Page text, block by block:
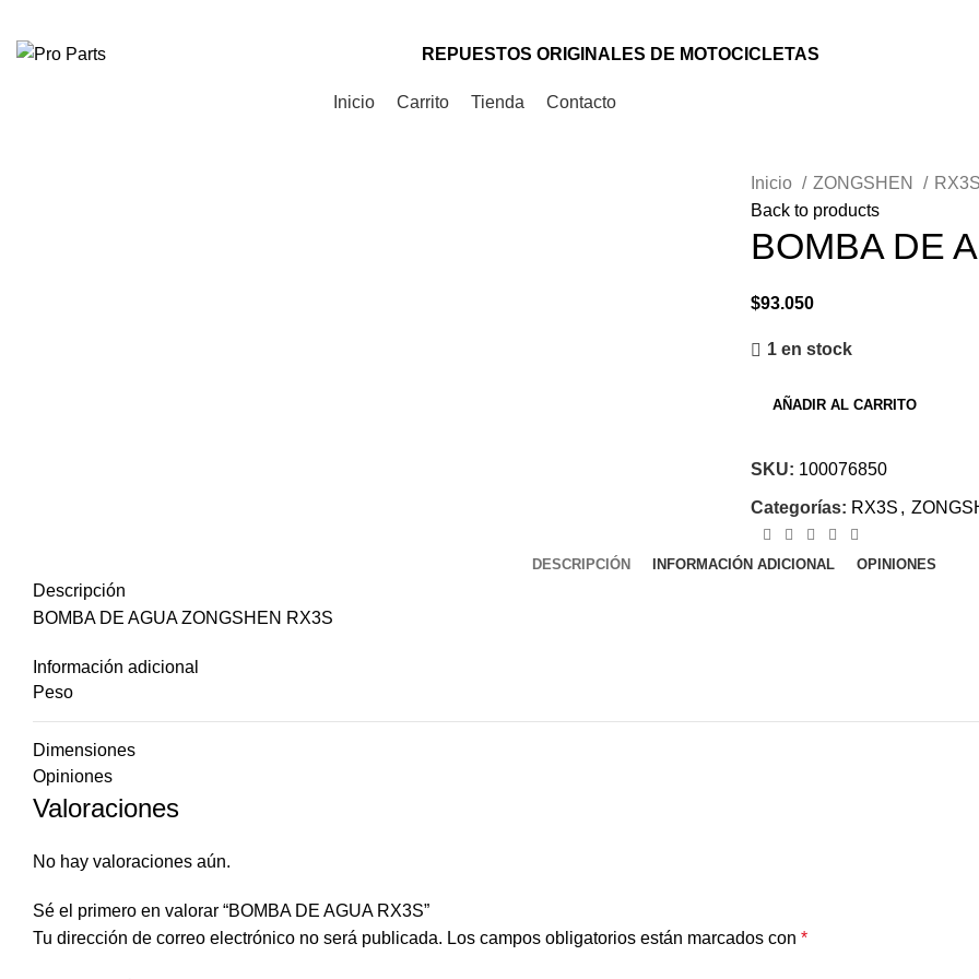
REPUESTOS ORIGINALES DE MOTOCICLETAS
Inicio Carrito Tienda Contacto
Inicio ZONGSHEN RX3S
Back to products
BOMBA DE
$93.050
1 en stock
AÑADIR AL CARRITO
SKU: 100076850
Categorías: RX3S ,
DESCRIPCIÓN INFORMACIÓN ADICIONAL OPINIONES
Descripción
BOMBA DE AGUA ZONGSHEN RX3S
Información adicional
Peso
Dimensiones
Opiniones
Valoraciones
No hay valoraciones aún.
Sé el primero en valorar “BOMBA DE AGUA RX3S”
Tu dirección de correo electrónico no será publicada. Los campos obligatorios están marcados con *